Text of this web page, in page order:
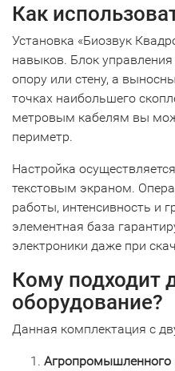
Как
Установка «Биозвук
навыков. Блок
опору или стену, а
точках наибольшего
метровым кабелям вы
периметр.
Настройка
текстовым экраном.
работы, интенсивность и
элементная база
электроники даже при
Кому подходит
оборудование?
Данная комплектация с
Агропромышленного